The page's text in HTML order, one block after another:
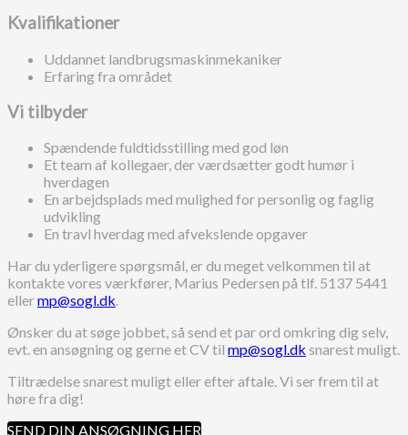
Kvalifikationer
Uddannet landbrugsmaskinmekaniker
Erfaring fra området
Vi tilbyder
Spændende fuldtidsstilling med god løn
Et team af kollegaer, der værdsætter godt humør i
hverdagen
En arbejdsplads med mulighed for personlig og faglig
udvikling
En travl hverdag med afvekslende opgaver
Har du yderligere spørgsmål, er du meget velkommen til at
kontakte vores værkfører, Marius Pedersen på tlf. 5137 5441
ellermp@sogl.dk.
Ønsker du at søge jobbet, så send et par ord omkring dig selv,
evt. en ansøgning og gerne et CV til mp@sogl.dk snarest muligt.
Tiltrædelse snarest muligt eller efter aftale. Vi ser frem til at
høre fra dig!
SEND DIN ANSØGNING HER